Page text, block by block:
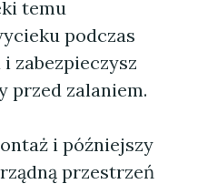
temu
podczas
zabezpieczysz
przed zalaniem.
i późniejszy
przestrzeń